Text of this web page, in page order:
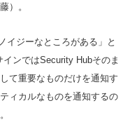
）。
イジーなところがある」と
ンではSecurity Hubそのま
て重要なものだけを通知す
ィカルなものを通知するの